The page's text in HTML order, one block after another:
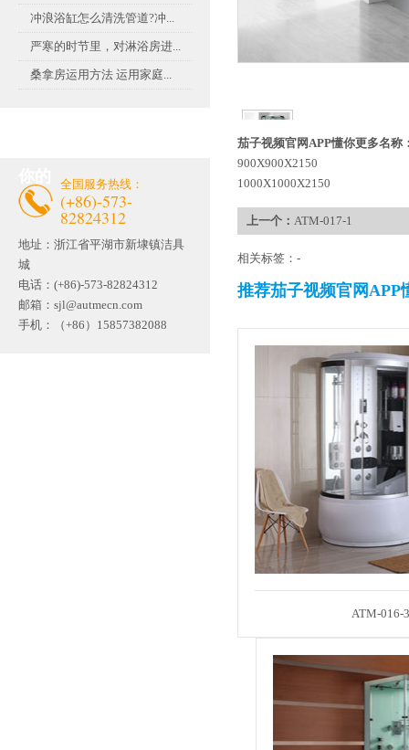
茄子视频官网APP懂你更多名称
900X900X2150
1000X1000X2150
上一个： ATM-017-1
相关标签：-
推荐茄子视频官网APP
ATM-016-3
冲浪浴缸怎么清洗管道?冲...
严寒的时节里，对淋浴房进...
桑拿房运用方法 运用家庭...
全国服务热线：
(+86)-573-
82824312
地址： 浙江省平湖市新埭镇洁具
城
电话：(+86)-573-82824312
邮箱： sjl@autmecn.com
手机：（+86）15857382088